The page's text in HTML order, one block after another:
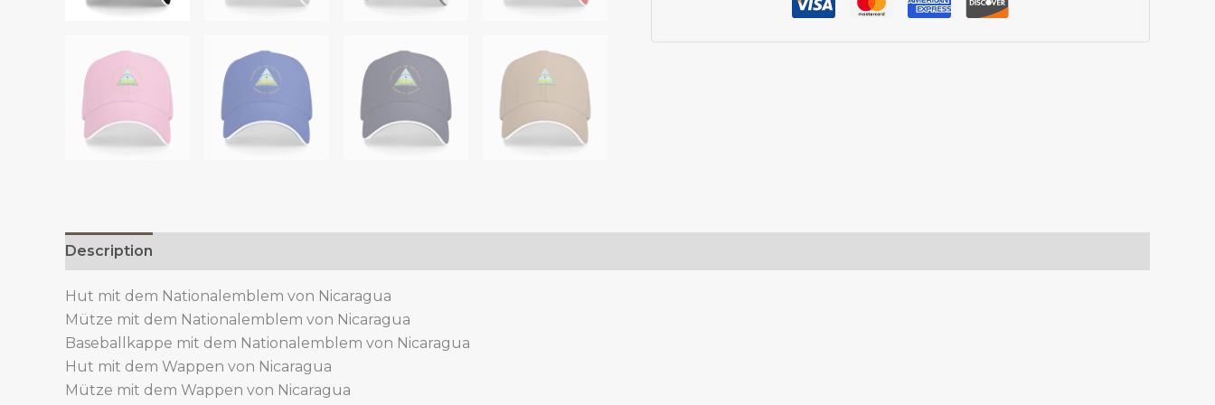
Nicaragua
quantity
Description
Hut mit dem Nationalemblem von Nicaragua
Mütze mit dem Nationalemblem von Nicaragua
Baseballkappe mit dem Nationalemblem von Nicaragua
Hut mit dem Wappen von Nicaragua
Mütze mit dem Wappen von Nicaragua